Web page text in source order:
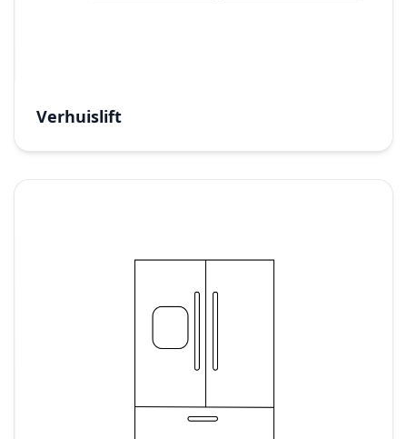
Verhuislift